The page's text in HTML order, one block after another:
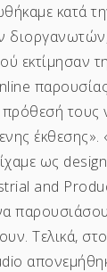
κατά
εκτίμησαν
τους
έκθεσης».
ως
and
Τελικά, στο